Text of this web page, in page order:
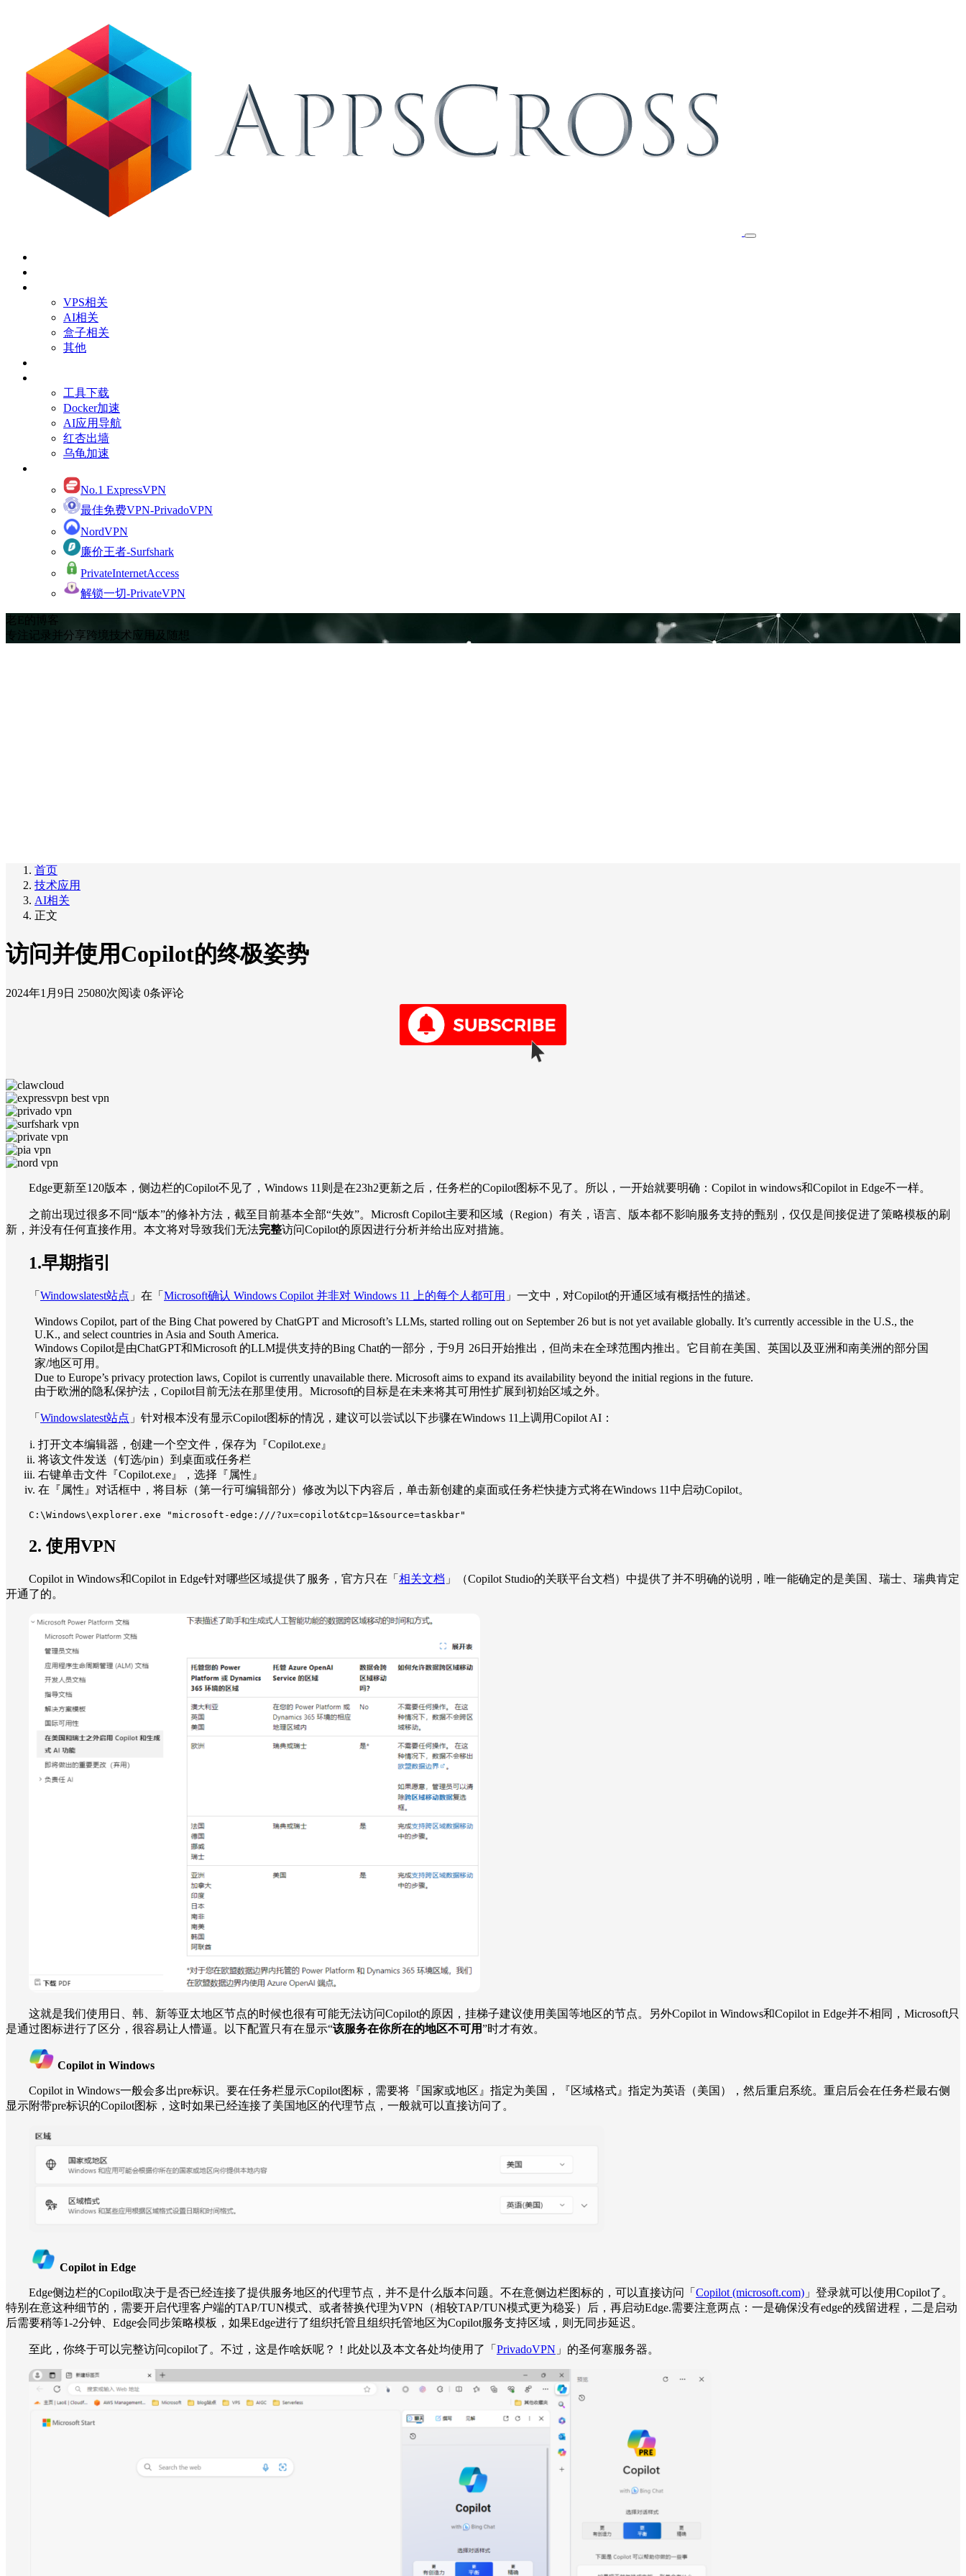
VPS相关
AI相关
盒子相关
其他
工具下载
Docker加速
AI应用导航
红杏出墙
乌龟加速
No.1 ExpressVPN
最佳免费VPN-PrivadoVPN
NordVPN
廉价王者-Surfshark
PrivateInternetAccess
解锁一切-PrivateVPN
老E的博客
专注记录并分享跨境技术应用及随想
首页
技术应用
AI相关
正文
访问并使用Copilot的终极姿势
2024年1月9日 25080次阅读 0条评论
Edge更新至120版本，侧边栏的Copilot不见了，Windows 11则是在23h2更新之后，任务栏的Copilot图标不见了。所以，一开始就要明确：Copilot in windows和Copilot in Edge不一样。
之前出现过很多不同“版本”的修补方法，截至目前基本全部“失效”。Microsft Copilot主要和区域（Region）有关，语言、版本都不影响服务支持的甄别，仅仅是间接促进了策略模板的刷
新，并没有任何直接作用。本文将对导致我们无法完整访问Copilot的原因进行分析并给出应对措施。
1.早期指引
「 Windowslatest站点 」在「 Microsoft确认 Windows Copilot 并非对 Windows 11 上的每个人都可用 」一文中，对Copilot的开通区域有概括性的描述。
Windows Copilot, part of the Bing Chat powered by ChatGPT and Microsoft’s LLMs, started rolling out on September 26 but is not yet available globally. It’s currently accessible in the U.S., the
U.K., and select countries in Asia and South America.
Windows Copilot是由ChatGPT和Microsoft 的LLM提供支持的Bing Chat的一部分，于9月 26日开始推出，但尚未在全球范围内推出。它目前在美国、英国以及亚洲和南美洲的部分国
家/地区可用。
Due to Europe’s privacy protection laws, Copilot is currently unavailable there. Microsoft aims to expand its availability beyond the initial regions in the future.
由于欧洲的隐私保护法，Copilot目前无法在那里使用。Microsoft的目标是在未来将其可用性扩展到初始区域之外。
「 Windowslatest站点 」针对根本没有显示Copilot图标的情况，建议可以尝试以下步骤在Windows 11上调用Copilot AI：
打开文本编辑器，创建一个空文件，保存为『Copilot.exe』
将该文件发送（钉选/pin）到桌面或任务栏
右键单击文件『Copilot.exe』，选择『属性』
在『属性』对话框中，将目标（第一行可编辑部分）修改为以下内容后，单击新创建的桌面或任务栏快捷方式将在Windows 11中启动Copilot。
C:\Windows\explorer.exe "microsoft-edge:///?ux=copilot&tcp=1&source=taskbar"
2. 使用VPN
Copilot in Windows和Copilot in Edge针对哪些区域提供了服务，官方只在「 相关文档 」（Copilot Studio的关联平台文档）中提供了并不明确的说明，唯一能确定的是美国、瑞士、瑞典肯定
开通了的。
这就是我们使用日、韩、新等亚太地区节点的时候也很有可能无法访问Copilot的原因，挂梯子建议使用美国等地区的节点。另外Copilot in Windows和Copilot in Edge并不相同，Microsoft只
是通过图标进行了区分，很容易让人懵逼。以下配置只有在显示“该服务在你所在的地区不可用”时才有效。
Copilot in Windows
Copilot in Windows一般会多出pre标识。要在任务栏显示Copilot图标，需要将『国家或地区』指定为美国，『区域格式』指定为英语（美国），然后重启系统。重启后会在任务栏最右侧
显示附带pre标识的Copilot图标，这时如果已经连接了美国地区的代理节点，一般就可以直接访问了。
Copilot in Edge
Edge侧边栏的Copilot取决于是否已经连接了提供服务地区的代理节点，并不是什么版本问题。不在意侧边栏图标的，可以直接访问「 Copilot (microsoft.com) 」登录就可以使用Copilot了。
特别在意这种细节的，需要开启代理客户端的TAP/TUN模式、或者替换代理为VPN（相较TAP/TUN模式更为稳妥）后，再启动Edge.需要注意两点：一是确保没有edge的残留进程，二是启动
后需要稍等1-2分钟、Edge会同步策略模板，如果Edge进行了组织托管且组织托管地区为Copilot服务支持区域，则无同步延迟。
至此，你终于可以完整访问copilot了。不过，这是作啥妖呢？！此处以及本文各处均使用了「 PrivadoVPN 」的圣何塞服务器。